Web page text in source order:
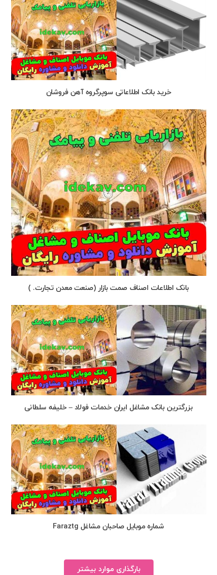
خرید بانک اطلاعاتی سوپرگروه آهن فروشان
بانک اطلاعات اصناف صمت بازار (صنعت معدن تجارت. )
بزرگترین بانک مشاغل ایران خدمات فولاد – خلیفه سلطانی
شماره موبایل صاحبان مشاغل Faraztg
بارگذاری موارد بیشتر